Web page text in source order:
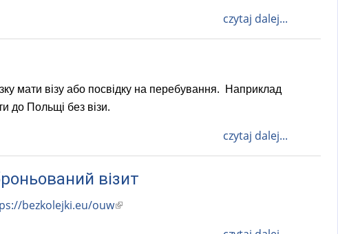
czytaj dalej...
мати візу або посвідку на перебування. Наприклад
до Польщі без візи.
czytaj dalej...
візит
bezkolejki.eu/ouw(